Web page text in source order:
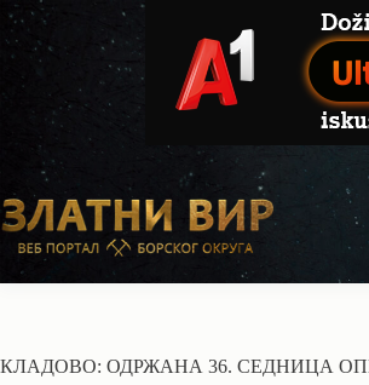
Skip
to
content
КЛАДОВО: ОДРЖАНА 36. СЕДНИЦА